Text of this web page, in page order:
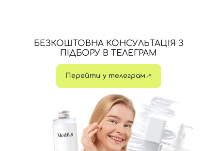
БЕЗКОШТОВНА КОНСУЛЬТАЦІЯ З
ПІДБОРУ В ТЕЛЕГРАМ
Перейти у телеграм